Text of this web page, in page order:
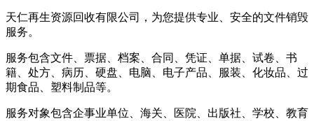
天仁再生资源回收有限公司，为您提供专业、安全的文件销毁
服务。
服务包含文件、票据、档案、合同、凭证、单据、试卷、书
籍、处方、病历、硬盘、电脑、电子产品、服装、化妆品、过
期食品、塑料制品等。
服务对象包含企事业单位、海关、医院、出版社、学校、教育